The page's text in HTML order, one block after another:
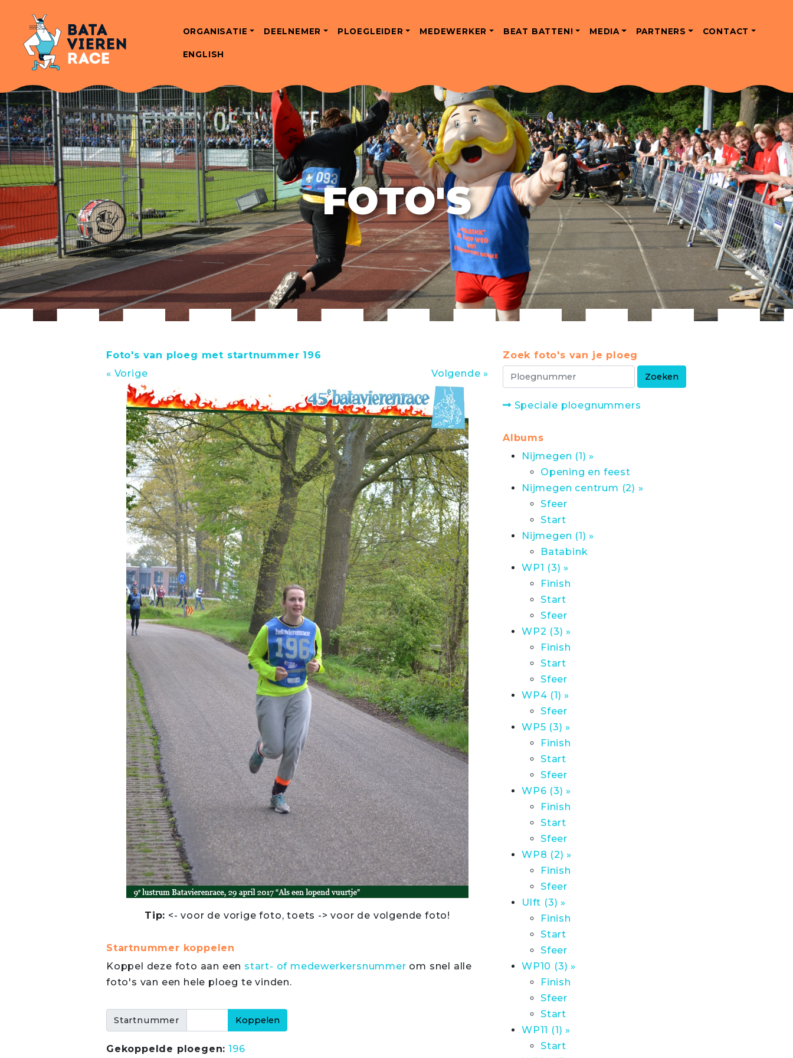
ORGANISATIE DEELNEMER PLOEGLEIDER MEDEWERKER BEAT BATTEN! MEDIA PARTNERS CONTACT
ENGLISH
FOTO'S
Foto's van ploeg met startnummer 196
« Vorige
Volgende »
Tip: <- voor de vorige foto, toets -> voor de volgende foto!
Startnummer koppelen
Koppel deze foto aan een start- of medewerkersnummer om snel alle
foto's van een hele ploeg te vinden.
Startnummer
Gekoppelde ploegen: 196
Zoek foto's van je ploeg
Speciale ploegnummers
Albums
Nijmegen (1) »
Opening en feest
Nijmegen centrum (2) »
Sfeer
Start
Nijmegen (1) »
Batabink
WP1 (3) »
Finish
Start
Sfeer
WP2 (3) »
Finish
Start
Sfeer
WP4 (1) »
Sfeer
WP5 (3) »
Finish
Start
Sfeer
WP6 (3) »
Finish
Start
Sfeer
WP8 (2) »
Finish
Sfeer
Ulft (3) »
Finish
Start
Sfeer
WP10 (3) »
Finish
Sfeer
Start
WP11 (1) »
Start